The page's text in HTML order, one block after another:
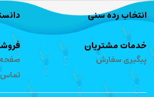
انتخاب رده سنی
خدمات مشتریان
پیگیری سفارش
صفحه
تماس